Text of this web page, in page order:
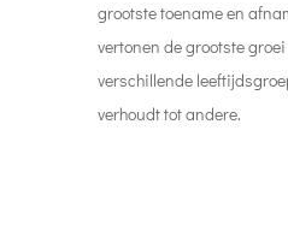
grootste toename en
vertonen de grootste
verschillende
verhoudt tot andere.